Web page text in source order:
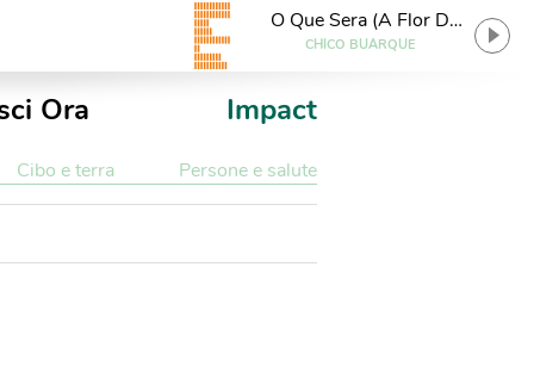
O Que Sera (A Flor Da
Terra)
CHICO BUARQUE
Ora Impact
Cibo e terra Persone e salute